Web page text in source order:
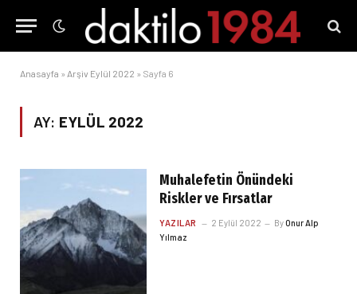
Anasayfa » Arşiv Eylül 2022 » Sayfa 6
AY: EYLÜL 2022
Muhalefetin Önündeki
Riskler ve Fırsatlar
YAZILAR 2 Eylül 2022 ByOnur Alp
Yılmaz